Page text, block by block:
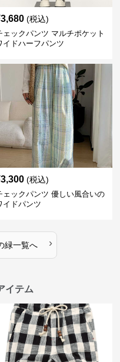
3,680 (税込)
ェックパンツ マルチポケット
イドハーフパンツ
3,300 (税込)
ェックパンツ 優しい風合いの
イドパンツ
緑一覧へ ›
イテム